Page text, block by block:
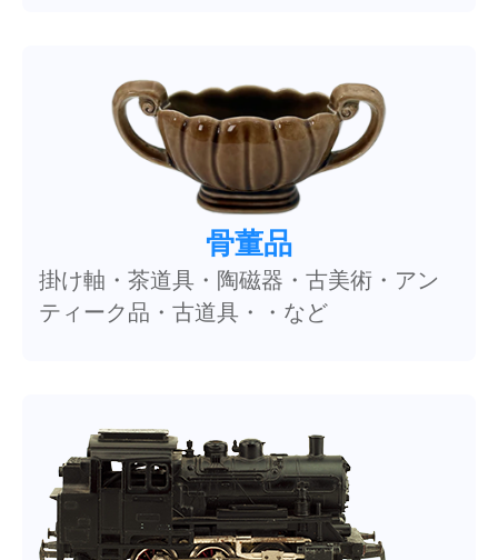
骨董品
掛け軸・茶道具・陶磁器・古美術・アン
ティーク品・古道具・・など